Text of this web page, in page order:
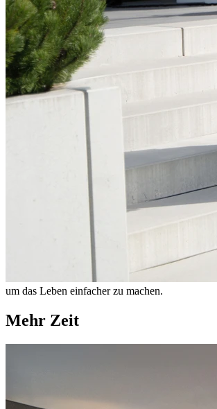
um das Leben einfacher zu machen.
Mehr Zeit